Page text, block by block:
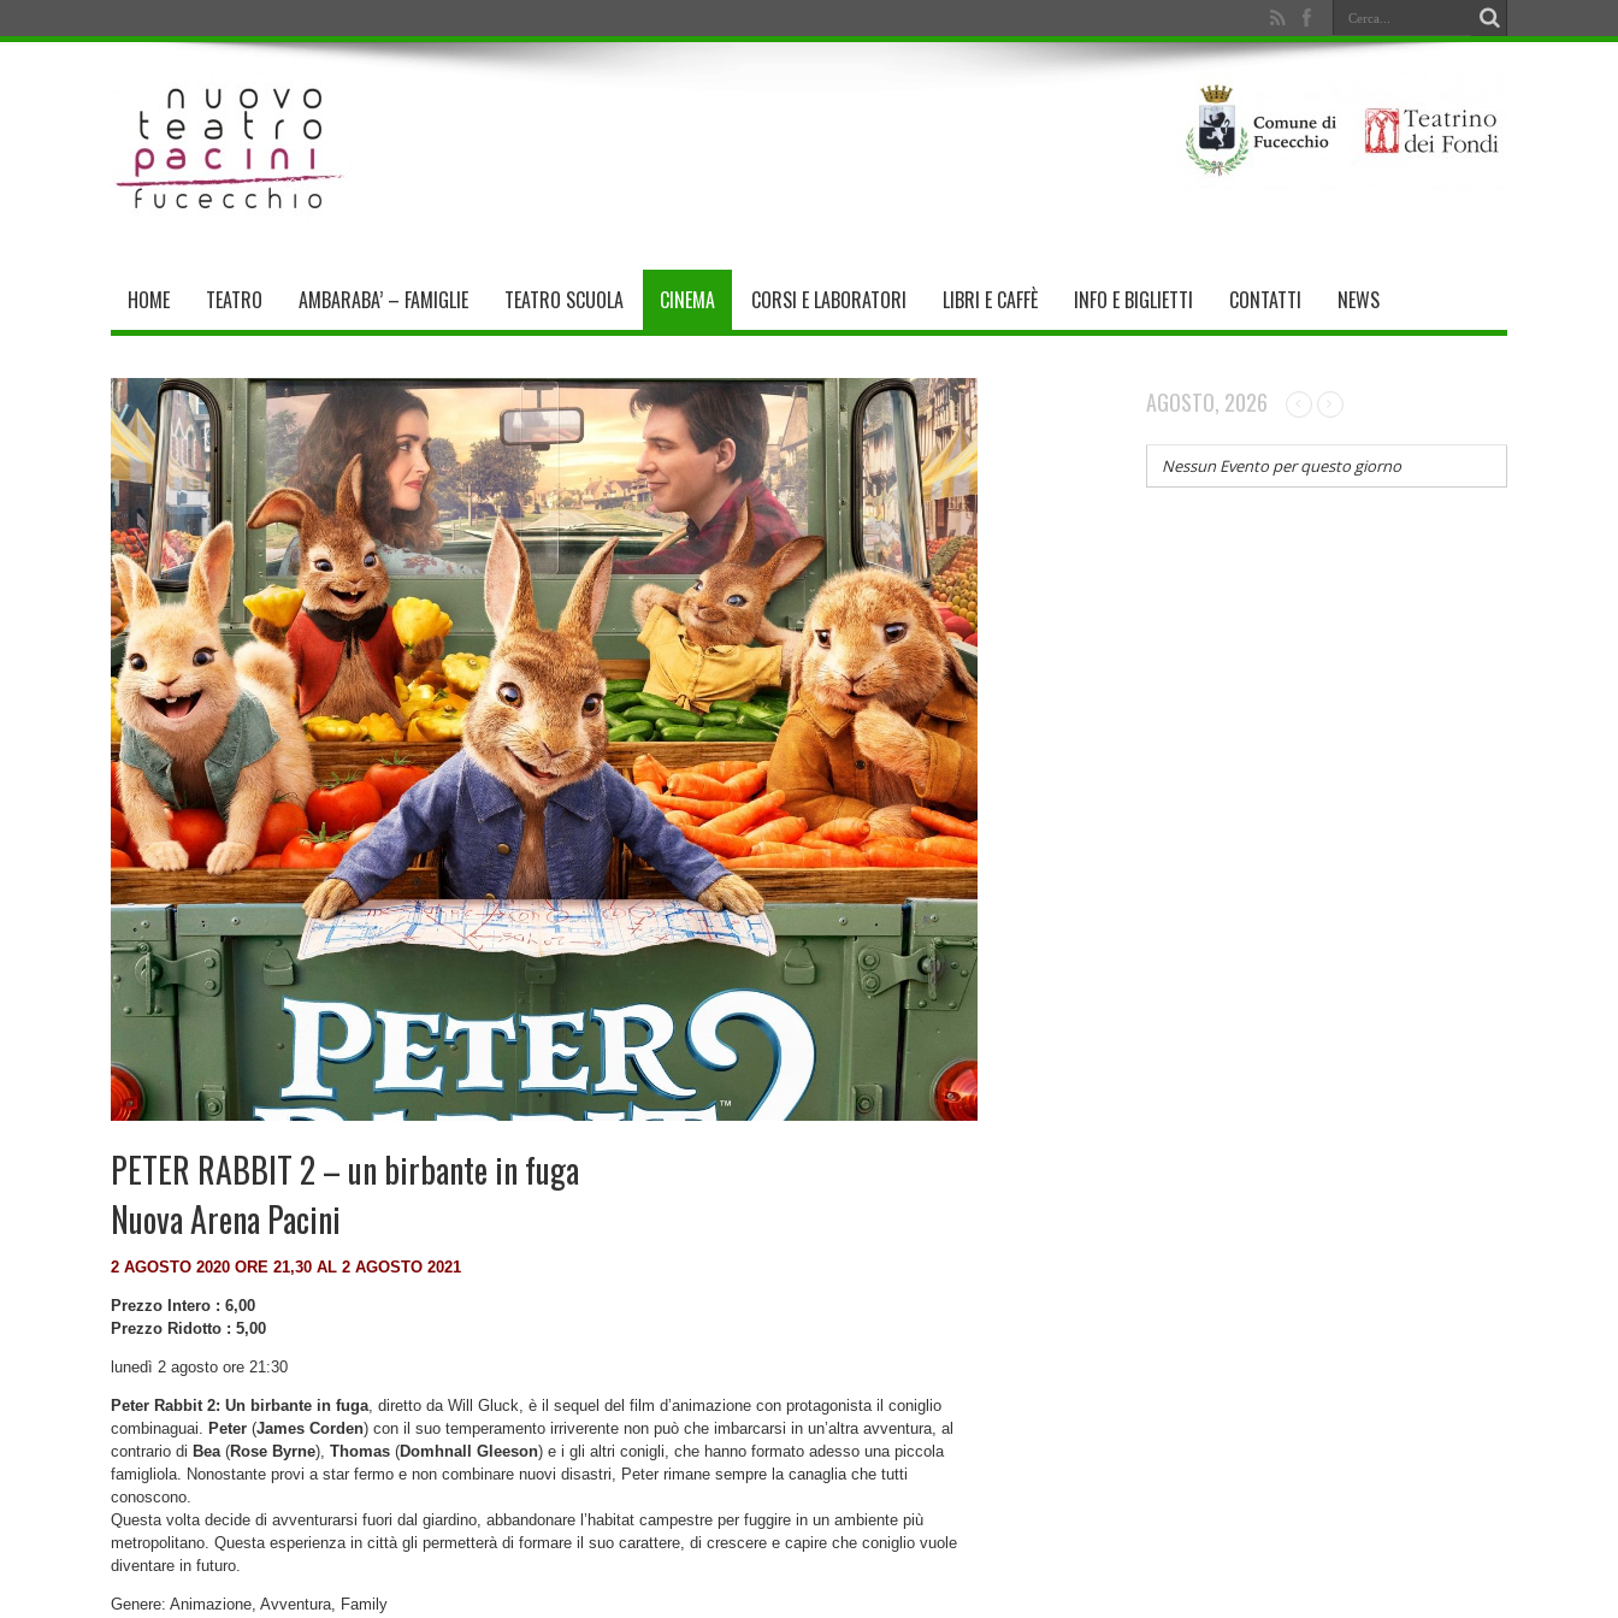
HOME TEATRO AMBARABA’ – FAMIGLIE TEATRO SCUOLA CINEMA CORSI E LABORATORI LIBRI E CAFFÈ INFO E BIGLIETTI CONTATTI NEWS
PETER RABBIT 2 – un birbante in fuga
Nuova Arena Pacini
2 AGOSTO 2020 ORE 21,30 AL 2 AGOSTO 2021
Prezzo Intero : 6,00
Prezzo Ridotto : 5,00
lunedì 2 agosto ore 21:30
Peter Rabbit 2: Un birbante in fuga , diretto da Will Gluck, è il sequel del film d’animazione con protagonista il coniglio
combinaguai. Peter (James Corden) con il suo temperamento irriverente non può che imbarcarsi in un’altra avventura, al
contrario di Bea (Rose Byrne), Thomas (Domhnall Gleeson) e i gli altri conigli, che hanno formato adesso una piccola
famigliola. Nonostante provi a star fermo e non combinare nuovi disastri, Peter rimane sempre la canaglia che tutti
conoscono.
Questa volta decide di avventurarsi fuori dal giardino, abbandonare l’habitat campestre per fuggire in un ambiente più
metropolitano. Questa esperienza in città gli permetterà di formare il suo carattere, di crescere e capire che coniglio vuole
diventare in futuro.
Genere: Animazione, Avventura, Family
AGOSTO, 2026
Nessun Evento per questo giorno